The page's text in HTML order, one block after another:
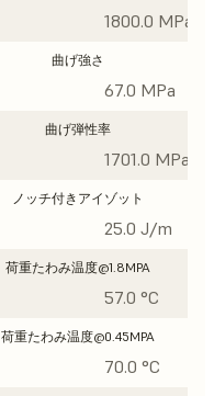
1800.0 MPa
曲げ強さ
67.0 MPa
曲げ弾性率
1701.0 MPa
ノッチ付きアイゾット
25.0 J/m
荷重たわみ温度@1.8MPA
57.0 °C
荷重たわみ温度@0.45MPA
70.0 °C